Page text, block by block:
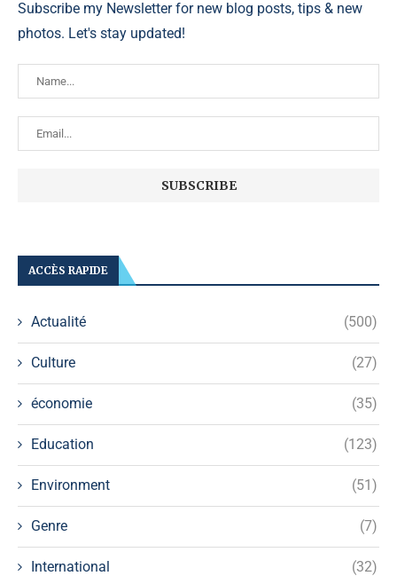
Subscribe my Newsletter for new blog posts, tips & new
photos. Let's stay updated!
ACCÈS RAPIDE
Actualité (500)
Culture (27)
économie (35)
Education (123)
Environment (51)
Genre (7)
International (32)